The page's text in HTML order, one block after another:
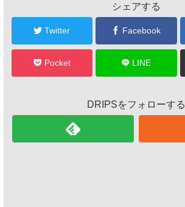
シェアする
Twitter Facebook
Pocket LINE
DRIPSをフォローする